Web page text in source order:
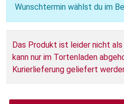
Wunschtermin wählst du im
Das Produkt ist leider nicht
kann nur im Tortenladen
Kurierlieferung geliefert